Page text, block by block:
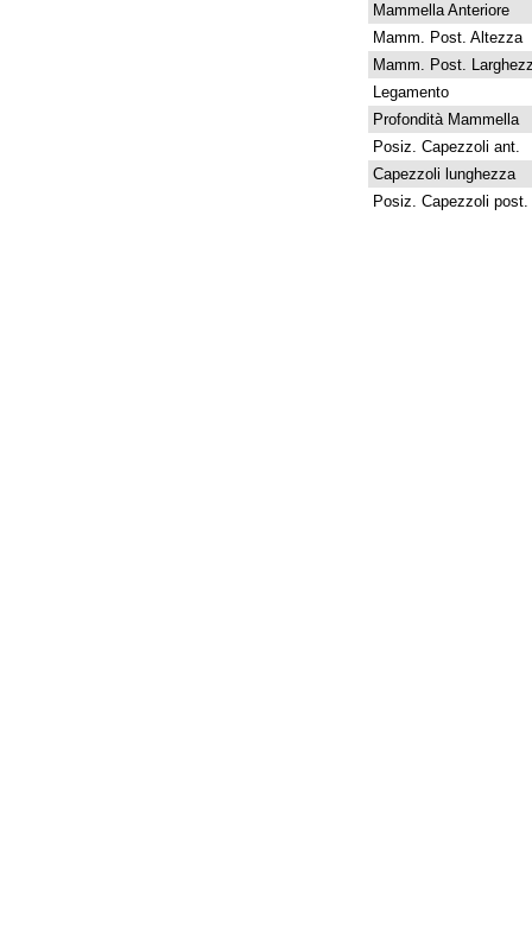
Mammella Anteriore
Mamm. Post. Altezza
Mamm. Post.
Legamento
Profondità Mammella
Posiz. Capezzoli ant.
Capezzoli lunghezza
Posiz. Capezzoli post.